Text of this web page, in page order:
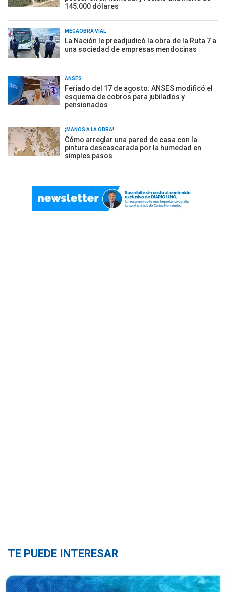
145.000 dólares
MEGAOBRA VIAL
La Nación le preadjudicó la obra de la Ruta 7 a
una sociedad de empresas mendocinas
ANSES
Feriado del 17 de agosto: ANSES modificó el
esquema de cobros para jubilados y
pensionados
¡MANOS A LA OBRA!
Cómo arreglar una pared de casa con la
pintura descascarada por la humedad en
simples pasos
TE PUEDE INTERESAR